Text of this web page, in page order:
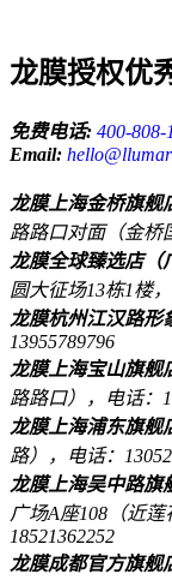
龙膜授权优
免费电话: 400-808-
Email:
龙膜上海金桥旗舰
路路口对面（金桥
龙膜全球臻选店（
圆大征场13栋1楼
龙膜杭州江汉路形
13955789796
龙膜上海宝山旗舰
路路口），电话：
龙膜上海浦东旗舰
路），电话：
龙膜上海吴中路旗
广场A座108（近
18521362252
龙膜成都官方旗舰